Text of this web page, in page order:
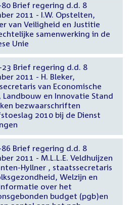
Brief regering d.d. 8
2011 - I.W. Opstelten,
van Veiligheid en Justitie
samenwerking in de
Unie
23 Brief regering d.d. 8
2011 - H. Bleker,
van Economische
Landbouw en Innovatie Stand
bezwaarschriften
2010 bij de Dienst
Brief regering d.d. 8
2011 - M.L.L.E. Veldhuijzen
Hyllner , staatssecretaris
Welzijn en
over het
budget (pgb)en